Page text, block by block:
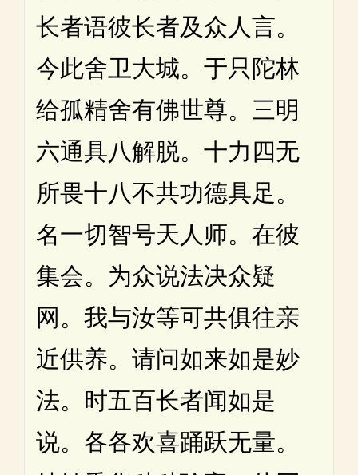
长者语彼长者及众人言。
今此舍卫大城。于只陀林
给孤精舍有佛世尊。三明
六通具八解脱。十力四无
所畏十八不共功德具足。
名一切智号天人师。在彼
集会。为众说法决众疑
网。我与汝等可共俱往亲
近供养。请问如来如是妙
法。时五百长者闻如是
说。各各欢喜踊跃无量。